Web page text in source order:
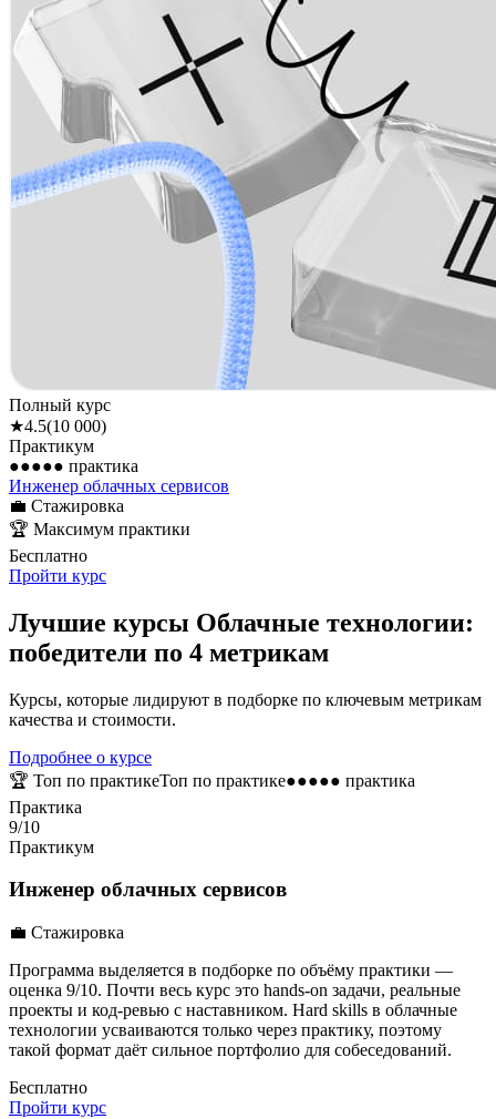
Полный курс
★4.5(10 000)
Практикум
●●●●● практика
Инженер облачных сервисов
💼 Стажировка
🏆 Максимум практики
Бесплатно
Пройти курс
Лучшие курсы Облачные технологии:
победители по 4 метрикам
Курсы, которые лидируют в подборке по ключевым метрикам
качества и стоимости.
Подробнее о курсе
🏆 Топ по практикеТоп по практике●●●●● практика
Практика
9/10
Практикум
Инженер облачных сервисов
💼 Стажировка
Программа выделяется в подборке по объёму практики —
оценка 9/10. Почти весь курс это hands-on задачи, реальные
проекты и код-ревью с наставником. Hard skills в облачные
технологии усваиваются только через практику, поэтому
такой формат даёт сильное портфолио для собеседований.
Бесплатно
Пройти курс